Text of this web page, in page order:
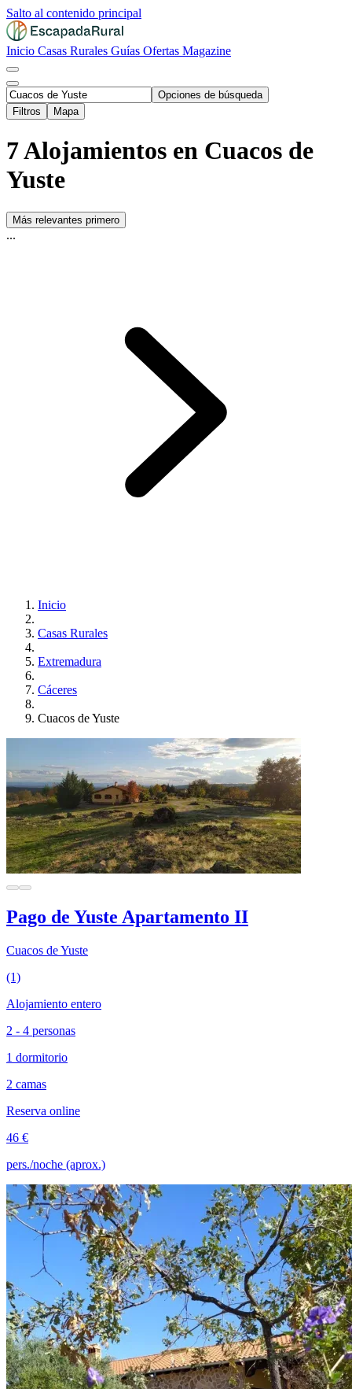
Salto al contenido principal
Inicio Casas Rurales Guías Ofertas Magazine
Opciones de búsqueda
Filtros
Mapa
7 Alojamientos en Cuacos de
Yuste
Más relevantes primero
...
Inicio
Casas Rurales
Extremadura
Cáceres
Cuacos de Yuste
Pago de Yuste Apartamento II
Cuacos de Yuste
(1)
Alojamiento entero
2 - 4 personas
1 dormitorio
2 camas
Reserva online
46 €
pers./noche (aprox.)